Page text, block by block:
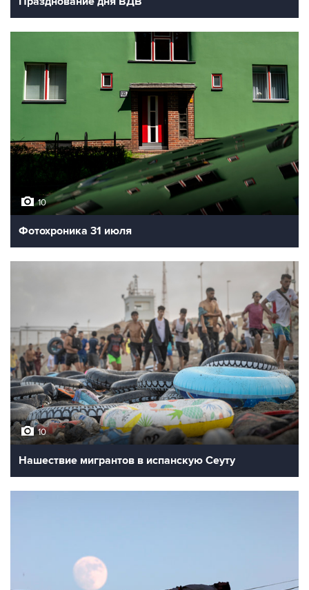
10
Фотохроника 31 июля
10
Нашествие мигрантов в испанскую Сеуту